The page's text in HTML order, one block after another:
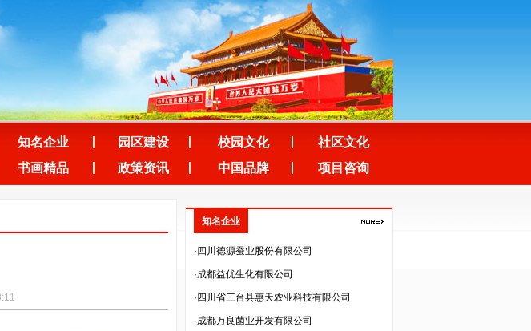
知名企业 园区建设 校园文化
社区文化
书画精品 政策资讯 中国品牌 项目咨询
知名企业
·四川云百汇贸易股份有限公司
·深圳市法兰智联股份有限公司
·深圳市生命能量文化传播有限公司
·四川省齐力联创科技有限公司
·四川省露豪投资管理有限公司
·成都沐泉假日酒店管理有限责任公司
·四川德源蚕业股份有限公司
·成都益优生化有限公司
·四川省三台县惠天农业科技有限公司
·成都万良菌业开发有限公司
·四川省仁康盛健康咨询服务有限公司